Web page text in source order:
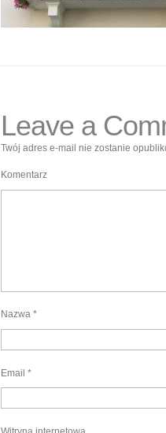
Leave a
Twój adres e-mail nie zostanie
Komentarz
Nazwa *
Email *